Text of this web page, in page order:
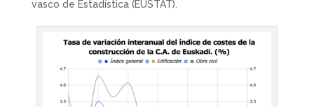
vasco de Estadística (EUSTAT).